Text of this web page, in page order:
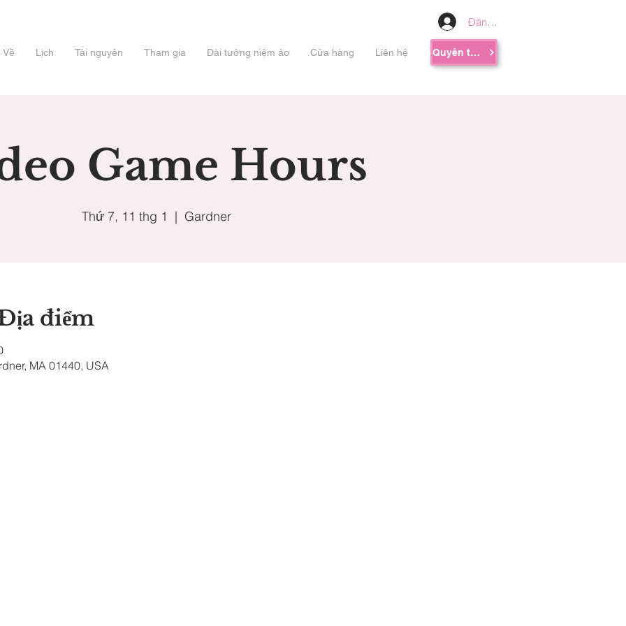
Đăng nhập
Về Lịch Tài nguyên Tham gia Đài tưởng niệm ảo Cửa hàng Liên hệ Quyên tặng
Game Hours
Thứ 7, 11 thg 1
  |
Gardner
điểm
MA 01440, USA